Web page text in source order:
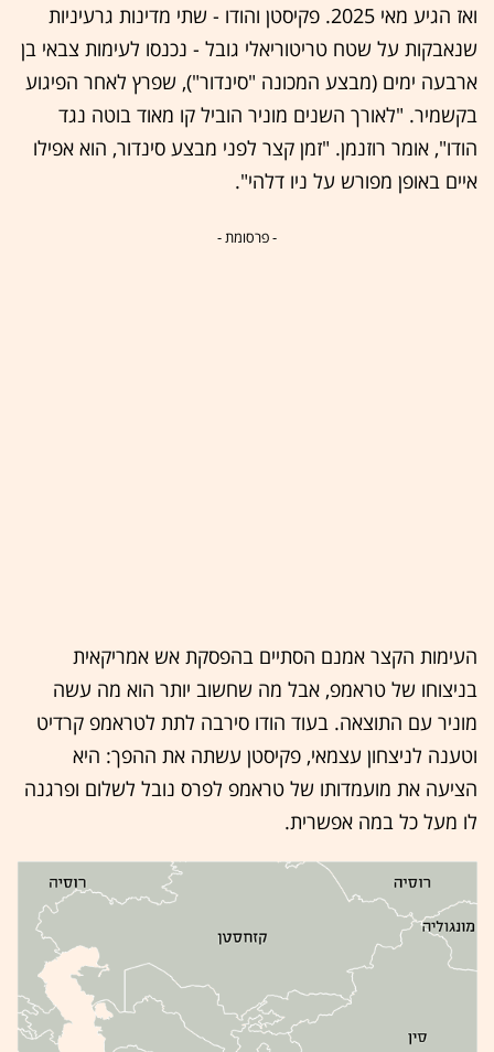
ואז הגיע מאי 2025. פקיסטן והודו - שתי מדינות גרעיניות
שנאבקות על שטח טריטוריאלי גובל - נכנסו לעימות צבאי בן
ארבעה ימים (מבצע המכונה "סינדור"), שפרץ לאחר הפיגוע
בקשמיר. "לאורך השנים מוניר הוביל קו מאוד בוטה נגד
הודו", אומר רוזנמן. "זמן קצר לפני מבצע סינדור, הוא אפילו
איים באופן מפורש על ניו דלהי".
- פרסומת -
העימות הקצר אמנם הסתיים בהפסקת אש אמריקאית
בניצוחו של טראמפ, אבל מה שחשוב יותר הוא מה עשה
מוניר עם התוצאה. בעוד הודו סירבה לתת לטראמפ קרדיט
וטענה לניצחון עצמאי, פקיסטן עשתה את ההפך: היא
הציעה את מועמדותו של טראמפ לפרס נובל לשלום ופרגנה
לו מעל כל במה אפשרית.